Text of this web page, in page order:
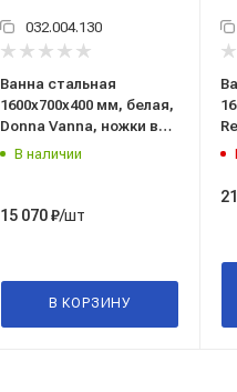
032.004.130
Ванна стальная
1600x700x400 мм, белая,
Donna Vanna, ножки в
комплекте, г.
В наличии
15 070₽/шт
В КОРЗИНУ